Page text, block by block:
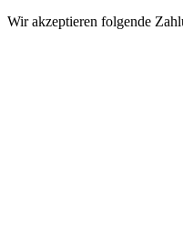
Wir akzeptieren folgende